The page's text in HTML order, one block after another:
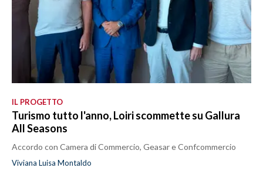
IL PROGETTO
Turismo tutto l'anno, Loiri scommette su Gallura
All Seasons
Accordo con Camera di Commercio, Geasar e Confcommercio
Viviana Luisa Montaldo